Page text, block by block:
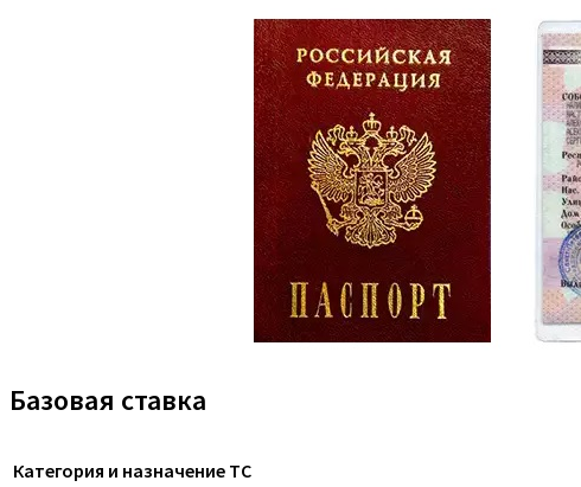
Базовая ставка
Категория и назначение ТС